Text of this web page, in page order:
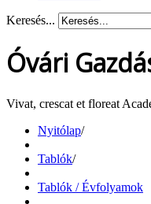
Keresés...
Óvári
Vivat, crescat et floreat
Nyitólap/
Tablók/
Tablók / Évfolyamok